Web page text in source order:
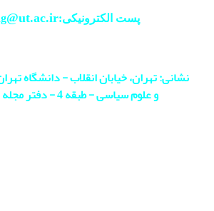
پست الکترونیکی:lawmag@ut.ac.ir
نشانی: تهران، خیابان انقلاب - دانشگاه
و علوم سیاسی - طبقه 4 - دفتر مجله - اتاق 413